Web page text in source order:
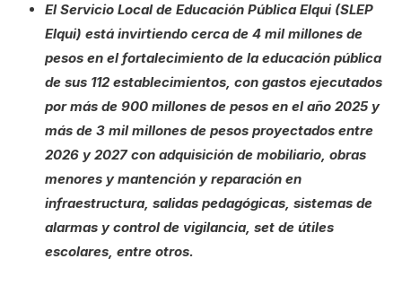
El Servicio Local de Educación Pública Elqui (SLEP
Elqui) está invirtiendo cerca de 4 mil millones de
pesos en el fortalecimiento de la educación pública
de sus 112 establecimientos, con gastos ejecutados
por más de 900 millones de pesos en el año 2025 y
más de 3 mil millones de pesos proyectados entre
2026 y 2027 con adquisición de mobiliario, obras
menores y mantención y reparación en
infraestructura, salidas pedagógicas, sistemas de
alarmas y control de vigilancia, set de útiles
escolares, entre otros.